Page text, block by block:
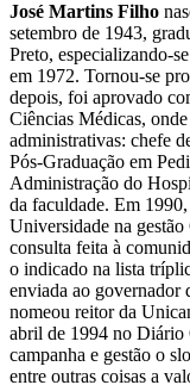
José Martins Filho
setembro de 1943,
Preto, especializando-
em 1972. Tornou-se
depois, foi aprovado
Ciências Médicas,
administrativas: chefe
Pós-Graduação em
Administração do
da faculdade. Em
Universidade na
consulta feita à
o indicado na lista
enviada ao
nomeou reitor da
abril de 1994 no Diário
campanha e gestão o
entre outras coisas a